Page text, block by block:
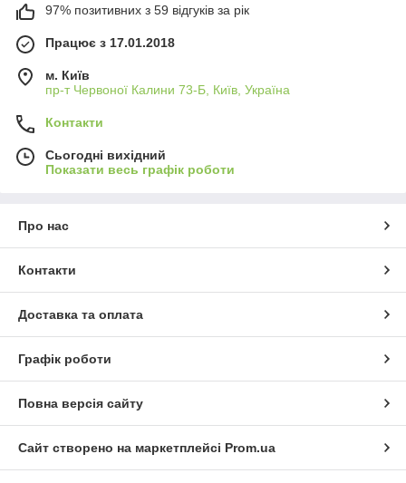
97% позитивних з 59 відгуків за рік
Працює з 17.01.2018
м. Київ
пр-т Червоної Калини 73-Б, Київ, Україна
Контакти
Сьогодні вихідний
Показати весь графік роботи
Про нас
Контакти
Доставка та оплата
Графік роботи
Повна версія сайту
Сайт створено на маркетплейсі Prom.ua